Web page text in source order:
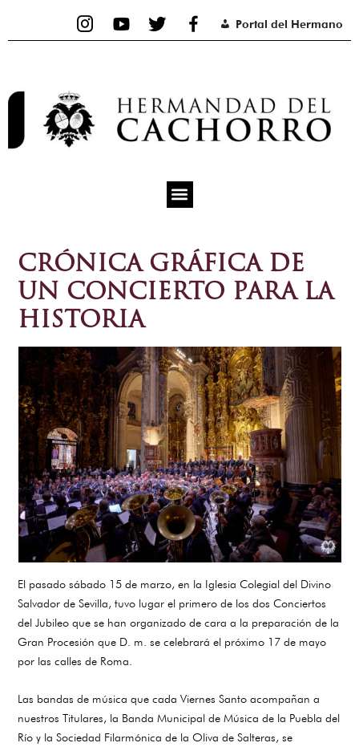
Portal del Hermano
CRÓNICA GRÁFICA DE
UN CONCIERTO PARA LA
HISTORIA
El pasado sábado 15 de marzo, en la Iglesia Colegial del Divino
Salvador de Sevilla, tuvo lugar el primero de los dos Conciertos
del Jubileo que se han organizado de cara a la preparación de la
Gran Procesión que D. m. se celebrará el próximo 17 de mayo
por las calles de Roma.
Las bandas de música que cada Viernes Santo acompañan a
nuestros Titulares, la Banda Municipal de Música de la Puebla del
Río y la Sociedad Filarmónica de la Oliva de Salteras, se